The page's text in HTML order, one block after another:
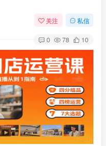
关注 私信
0 78 10